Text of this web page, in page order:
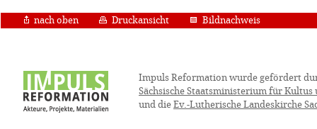
nach oben Druckansicht Bildnachweis
Impuls Reformation wurde gefördert
Sächsische Staatsministerium für Kultus
und die Ev.-Lutherische Landeskirche